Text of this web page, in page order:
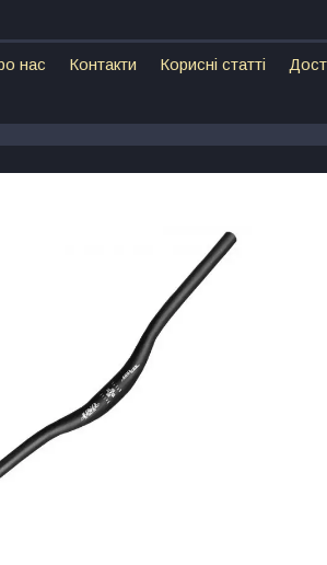
нас Контакти Корисні статті